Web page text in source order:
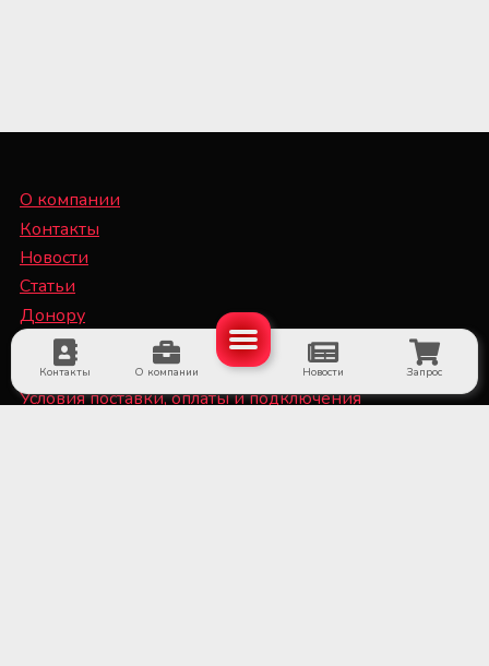
Контакты О компании Новости Запрос
О компании
Контакты
Новости
Статьи
Донору
Специалисту
Условия поставки, оплаты и подключения